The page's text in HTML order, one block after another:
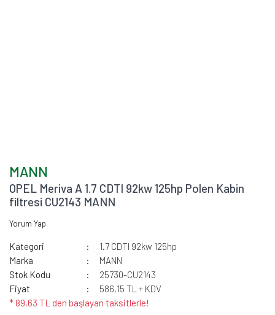
MANN
OPEL Meriva A 1.7 CDTI 92kw 125hp Polen Kabin
filtresi CU2143 MANN
Yorum Yap
Kategori
1.7 CDTI 92kw 125hp
Marka
MANN
Stok Kodu
25730-CU2143
Fiyat
586,15 TL + KDV
* 89,63 TL den başlayan taksitlerle!